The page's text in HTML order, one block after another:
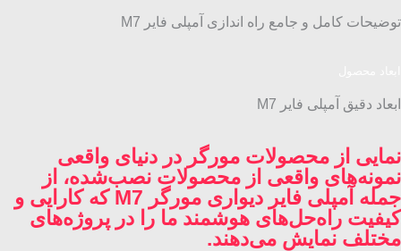
توضیحات کامل و جامع راه اندازی آمپلی فایر M7
ابعاد دقیق آمپلی فایر M7
نمایی از محصولات مورگر در دنیای واقعی
نمونه‌های واقعی از محصولات نصب‌شده، از
جمله آمپلی فایر دیواری مورگر M7 که کارایی و
کیفیت راه‌حل‌های هوشمند ما را در پروژه‌های
مختلف نمایش می‌دهند.